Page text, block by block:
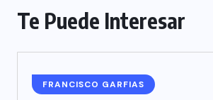
Te Puede Interesar
FRANCISCO GARFIAS